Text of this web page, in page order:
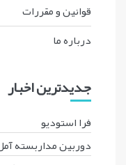
قوانين و مقررات
درباره ما
جدیدترین اخبار
فرا استودیو
دوربین مداربسته